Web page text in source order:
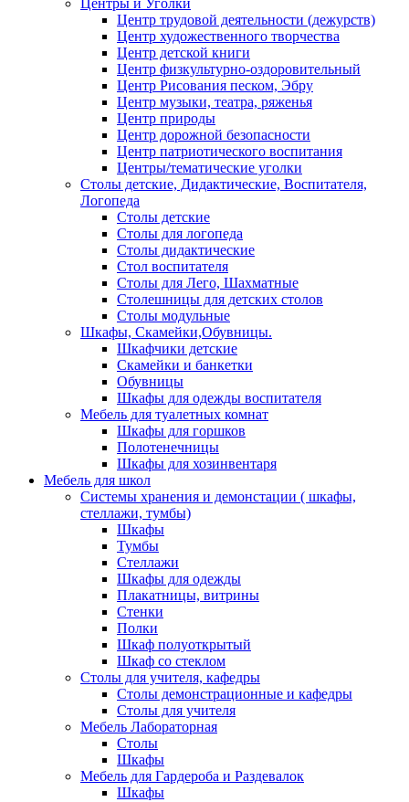
Центры и Уголки
Центр трудовой деятельности (дежурств)
Центр художественного творчества
Центр детской книги
Центр физкультурно-оздоровительный
Центр Рисования песком, Эбру
Центр музыки, театра, ряженья
Центр природы
Центр дорожной безопасности
Центр патриотического воспитания
Центры/тематические уголки
Столы детские, Дидактические, Воспитателя,
Логопеда
Столы детские
Столы для логопеда
Столы дидактические
Стол воспитателя
Столы для Лего, Шахматные
Столешницы для детских столов
Столы модульные
Шкафы, Скамейки,Обувницы.
Шкафчики детские
Скамейки и банкетки
Обувницы
Шкафы для одежды воспитателя
Мебель для туалетных комнат
Шкафы для горшков
Полотенечницы
Шкафы для хозинвентаря
Мебель для школ
Системы хранения и демонстации ( шкафы,
стеллажи, тумбы)
Шкафы
Тумбы
Стеллажи
Шкафы для одежды
Плакатницы, витрины
Стенки
Полки
Шкаф полуоткрытый
Шкаф со стеклом
Столы для учителя, кафедры
Столы демонстрационные и кафедры
Столы для учителя
Мебель Лабораторная
Столы
Шкафы
Мебель для Гардероба и Раздевалок
Шкафы